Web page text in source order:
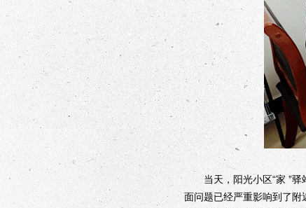
当天，阳光小区“家 ”驿
面问题已经严重影响到了